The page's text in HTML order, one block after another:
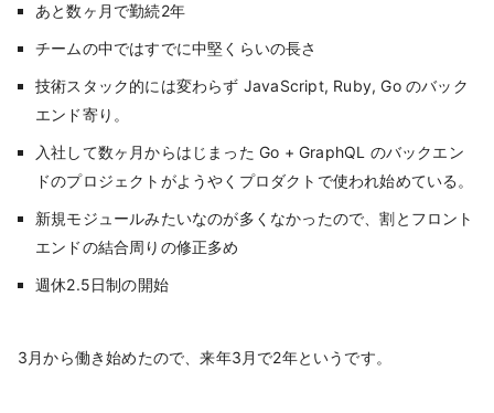
あと数ヶ月で勤続2年
チームの中ではすでに中堅くらいの長さ
技術スタック的には変わらず JavaScript, Ruby, Go のバック
エンド寄り。
入社して数ヶ月からはじまった Go + GraphQL のバックエン
ドのプロジェクトがようやくプロダクトで使われ始めている。
新規モジュールみたいなのが多くなかったので、割とフロント
エンドの結合周りの修正多め
週休2.5日制の開始
3月から働き始めたので、来年3月で2年というです。